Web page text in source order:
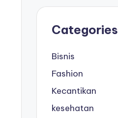
Categories
Bisnis
Fashion
Kecantikan
kesehatan